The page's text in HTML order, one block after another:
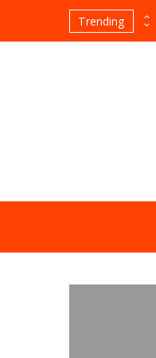
Trending Las empresas que alcanzaron los picos más altos en valor bursátil histórico